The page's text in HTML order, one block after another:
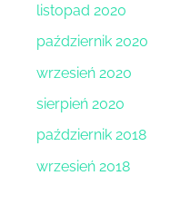
listopad 2020
październik 2020
wrzesień 2020
sierpień 2020
październik 2018
wrzesień 2018